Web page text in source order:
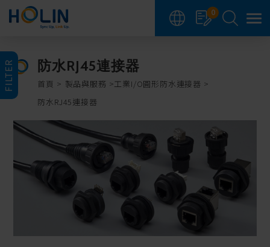
0
FILTER 防水RJ45連接器
首頁 製品與服務
工業I/O圓形防水連接器
防水RJ45連接器
Cookie管理面板